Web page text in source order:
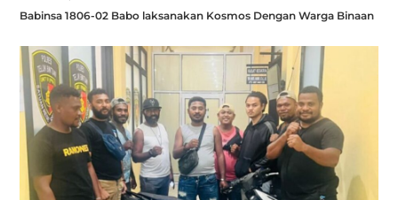
Babinsa 1806-02 Babo laksanakan Kosmos Dengan Warga Binaan